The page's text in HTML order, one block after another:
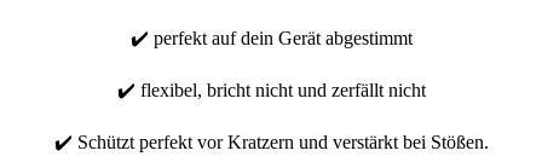
✔️ perfekt auf dein Gerät abgestimmt
✔️ flexibel, bricht nicht und zerfällt nicht
✔️ Schützt perfekt vor Kratzern und verstärkt bei Stößen.